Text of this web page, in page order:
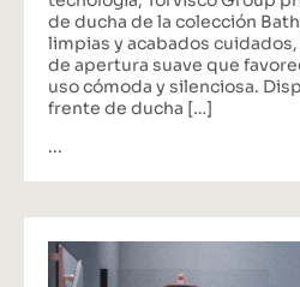
de ducha de la colección
limpias y acabados
de apertura suave que
uso cómoda y silenciosa.
frente de ducha […]
...